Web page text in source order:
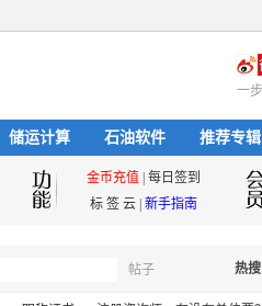
一
储运计算 石油软件 推荐专辑
金币充值 每日签到
标 签 云 新手指南
帖子 热